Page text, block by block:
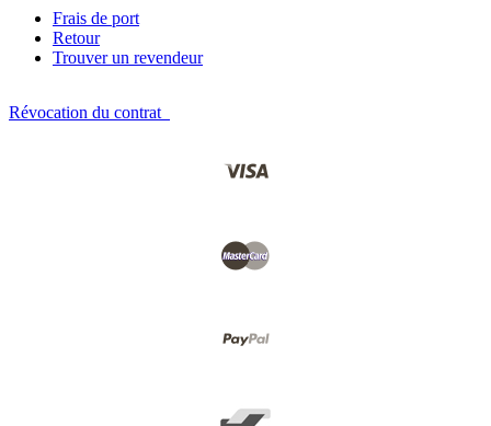
Frais de port
Retour
Trouver un revendeur
Révocation du contrat